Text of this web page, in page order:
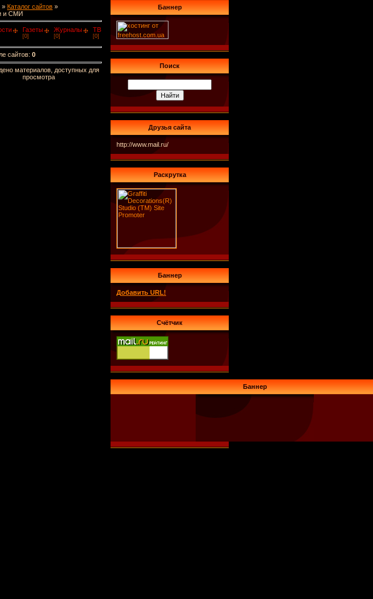
» Каталог сайтов »
и СМИ
Газеты
[0]
Журналы
[0]
ТВ
[0]
сайтов: 0
материалов, доступных для
просмотра
Баннер
Поиск
Друзья сайта
http://www.mail.ru/
Раскрутка
Баннер
Добавить URL!
Счётчик
Баннер